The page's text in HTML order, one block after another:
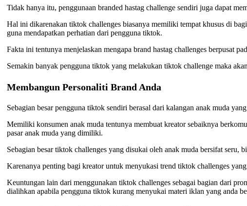
Tidak hanya itu, penggunaan branded hastag challenge sendiri juga dapat
Hal ini dikarenakan tiktok challenges biasanya memiliki tempat khusus di
guna mendapatkan perhatian dari pengguna tiktok.
Fakta ini tentunya menjelaskan mengapa brand hastag challenges berpusat
Semakin banyak pengguna tiktok yang melakukan tiktok challenge maka
Membangun Personaliti Brand Anda
Sebagian besar pengguna tiktok sendiri berasal dari kalangan anak muda
Memiliki konsumen anak muda tentunya membuat kreator sebaiknya
pasar anak muda yang dimiliki.
Sebagian besar tiktok challenges yang disukai oleh anak muda bersifat seru,
Karenanya penting bagi kreator untuk menyukasi trend tiktok challenges
Keuntungan lain dari menggunakan tiktok challenges sebagai bagian dari
dialihkan apabila pengguna tiktok kurang menyukai materi iklan yang anda